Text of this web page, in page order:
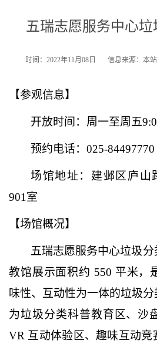
五瑞志愿服务中心
时间：2022年11月08日 信息来源：本
【参观信息】
开放时间：周一至周五
预约电话： 025-84497770
场馆地址：建邺区庐山
901室
【场馆概况】
五瑞志愿服务中心垃圾
教馆展示面积约 550 平米，
味性、互动性为一体的垃圾
为垃圾分类科普教育区、沙
VR 互动体验区、趣味互动竞